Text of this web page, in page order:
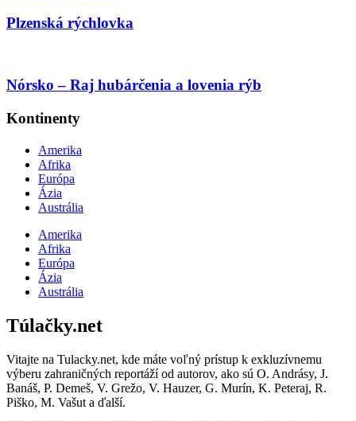
Plzenská rýchlovka
Nórsko – Raj hubárčenia a lovenia rýb
Kontinenty
Amerika
Afrika
Európa
Ázia
Austrália
Amerika
Afrika
Európa
Ázia
Austrália
Túlačky.net
Vitajte na Tulacky.net, kde máte voľný prístup k exkluzívnemu
výberu zahraničných reportáží od autorov, ako sú O. Andrásy, J.
Banáš, P. Demeš, V. Grežo, V. Hauzer, G. Murín, K. Peteraj, R.
Piško, M. Vašut a ďalší.